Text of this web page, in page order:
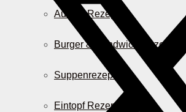
Auflauf Rezepte
Burger & Sandwich Rezepte
Suppenrezepte
Eintopf Rezepte